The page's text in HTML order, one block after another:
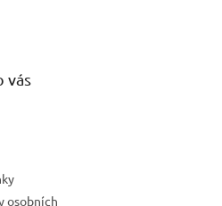
vás
osobních